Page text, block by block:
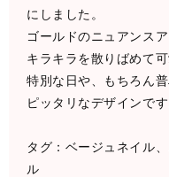
にしました。
ゴールドのニュアンス
キラキラを散りばめて
特別な日や、もちろん
ピッタリなデザインです
タグ：ベージュネイル
ル